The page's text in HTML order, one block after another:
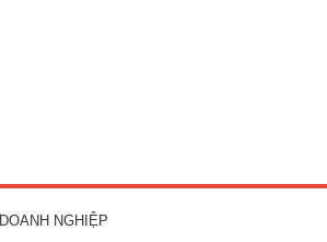
DOANH NGHIỆP